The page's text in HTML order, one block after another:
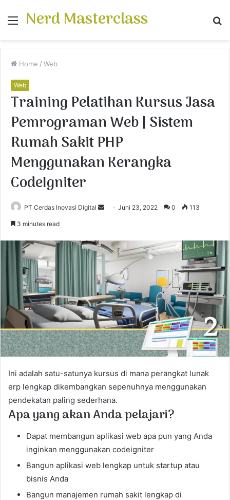
Menu
Nerd Masterclass
Home / Web
Web
Training Pelatihan Kursus Jasa
Pemrograman Web | Sistem
Rumah Sakit PHP
Menggunakan Kerangka
CodeIgniter
PT Cerdas Inovasi Digital
d
a
e
m
a
i
l
Juni 23, 2022 0 113
3 minutes read
Ini adalah satu-satunya kursus di mana perangkat lunak
erp lengkap dikembangkan sepenuhnya menggunakan
pendekatan paling sederhana.
Apa yang akan Anda pelajari?
Dapat membangun aplikasi web apa pun yang Anda
inginkan menggunakan codeigniter
Bangun aplikasi web lengkap untuk startup atau
bisnis Anda
Bangun manajemen rumah sakit lengkap di